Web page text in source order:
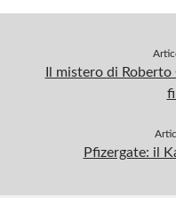
Il mistero di
Pfizergate: il